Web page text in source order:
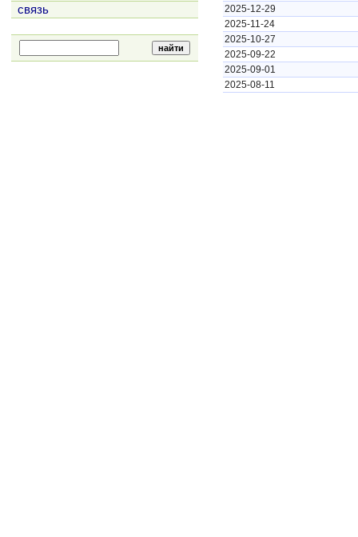
связь
2025-12-29
2025-11-24
2025-10-27
2025-09-22
2025-09-01
2025-08-11